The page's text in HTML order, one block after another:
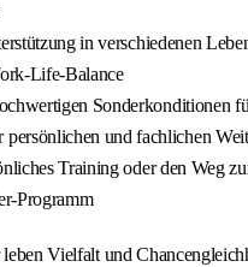
in verschiedenen
Life-Balance
Sonderkonditionen
und fachlichen
Training oder den Weg
Programm
leben Vielfalt und